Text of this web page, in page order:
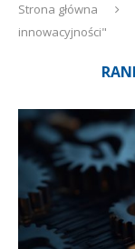
Strona główna
innowacyjności"